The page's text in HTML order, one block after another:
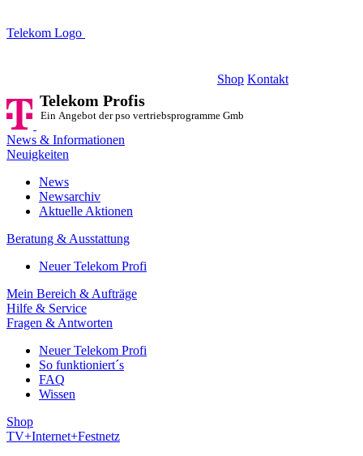
Telekom Logo
Shop Kontakt
Telekom Profis
Ein Angebot der pso vertriebsprogramme GmbH
News & Informationen
Neuigkeiten
News
Newsarchiv
Aktuelle Aktionen
Beratung & Ausstattung
Neuer Telekom Profi
Mein Bereich & Aufträge
Hilfe & Service
Fragen & Antworten
Neuer Telekom Profi
So funktioniert´s
FAQ
Wissen
Shop
TV+Internet+Festnetz